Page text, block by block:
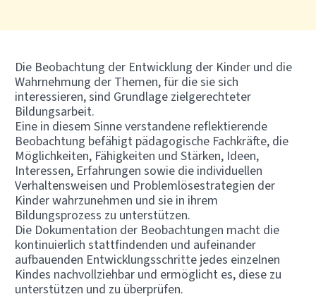
Die Beobachtung der Entwicklung der Kinder und die
Wahrnehmung der Themen, für die sie sich
interessieren, sind Grundlage zielgerechteter
Bildungsarbeit.
Eine in diesem Sinne verstandene reflektierende
Beobachtung befähigt pädagogische Fachkräfte, die
Möglichkeiten, Fähigkeiten und Stärken, Ideen,
Interessen, Erfahrungen sowie die individuellen
Verhaltensweisen und Problemlösestrategien der
Kinder wahrzunehmen und sie in ihrem
Bildungsprozess zu unterstützen.
Die Dokumentation der Beobachtungen macht die
kontinuierlich stattfindenden und aufeinander
aufbauenden Entwicklungsschritte jedes einzelnen
Kindes nachvollziehbar und ermöglicht es, diese zu
unterstützen und zu überprüfen.